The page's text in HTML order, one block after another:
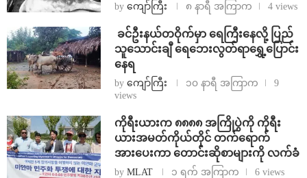
by ကျော်ကြီး ၈ နာရီ အကြာက 4 views
⁩ ⁨ခင်ဦးနယ်တဝိုက်မှာ ရေကြီးနေလို့ ပြည်
သူသောင်းချီ ရေဘေးလွတ်ရာရွှေ့ပြောင်း
နေရ
by ကျော်ကြီး ၁၀ နာရီ အကြာက
9
views
ကိုရီးယားက ၈၈၈၈ အကြိုပွဲကို ကိုရီး
ယားအမတ်ကိုယ်တိုင် တက်ရောက်
အားပေးကာ တောင်းဆိုစာများကို လက်ခံ
by MLAT ၁ ရက် အကြာက 6 views